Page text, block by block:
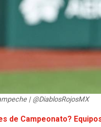
| @DiablosRojosMX
de Campeonato?